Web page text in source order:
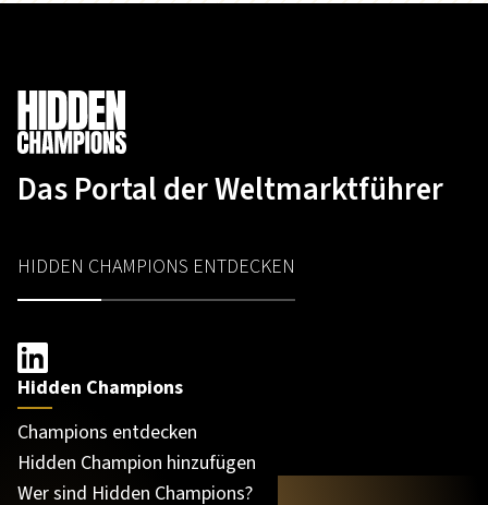
Das Portal der Weltmarktführer
HIDDEN CHAMPIONS ENTDECKEN
Hidden Champions
Champions entdecken
Hidden Champion hinzufügen
Wer sind Hidden Champions?